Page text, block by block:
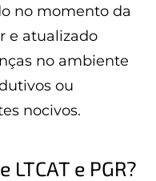
no momento da
e atualizado
no ambiente
ou
nocivos.
e PGR?